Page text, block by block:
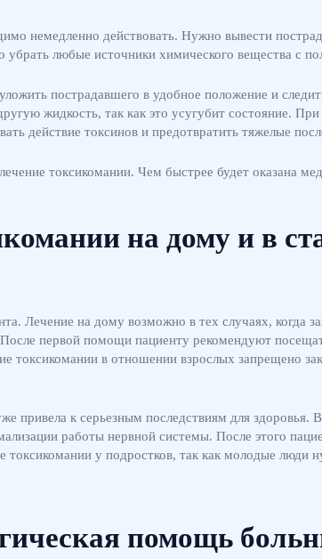
немедленно действовать. Нужно вывести
любые источники химического вещества с
пострадавшего в удобное положение и
жидкость, так как это усугубит состояние.
действие токсинов и предотвратить тяжелые
токсикомании. Чем быстрее будет оказана
на дому и в
Лечение на дому возможно в тех случаях, когда
первой помощи пациенту рекомендуют
токсикомании в отношении взрослых запрещено
привела к серьезным последствиям для
работы нервной системы. После этого
у подростков, так как молодые люди
помощь